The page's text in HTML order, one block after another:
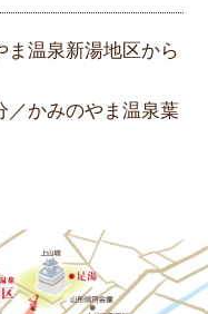
ま温泉新湯地区から
／かみのやま温泉葉